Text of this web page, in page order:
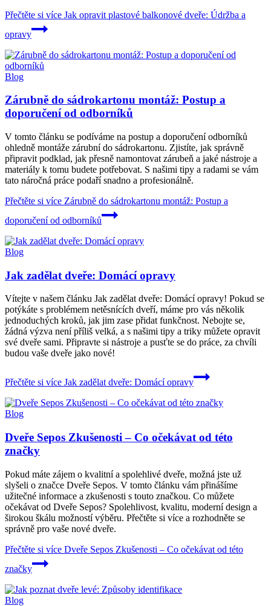
Přečtěte si více Jak opravit plastové balkonové dveře: Údržba a
opravy
Blog
Zárubně do sádrokartonu montáž: Postup a
doporučení od odborníků
V tomto článku se podíváme na postup a doporučení odborníků
ohledně montáže zárubní do sádrokartonu. Zjistíte, jak správně
připravit podklad, jak přesně namontovat zárubeň a jaké nástroje a
materiály k tomu budete potřebovat. S našimi tipy a radami se vám
tato náročná práce podaří snadno a profesionálně.
Přečtěte si více Zárubně do sádrokartonu montáž: Postup a
doporučení od odborníků
Blog
Jak zadělat dveře: Domácí opravy
Vítejte v našem článku Jak zadělat dveře: Domácí opravy! Pokud se
potýkáte s problémem netěsnících dveří, máme pro vás několik
jednoduchých kroků, jak jim zase přidat funkčnost. Nebojte se,
žádná výzva není příliš velká, a s našimi tipy a triky můžete opravit
své dveře sami. Připravte si nástroje a pusťte se do práce, za chvíli
budou vaše dveře jako nové!
Přečtěte si více Jak zadělat dveře: Domácí opravy
Blog
Dveře Sepos Zkušenosti – Co očekávat od této
značky
Pokud máte zájem o kvalitní a spolehlivé dveře, možná jste už
slyšeli o značce Dveře Sepos. V tomto článku vám přinášíme
užitečné informace a zkušenosti s touto značkou. Co můžete
očekávat od Dveře Sepos? Spolehlivost, kvalitu, moderní design a
širokou škálu možností výběru. Přečtěte si více a rozhodněte se
správně pro vaše nové dveře.
Přečtěte si více Dveře Sepos Zkušenosti – Co očekávat od této
značky
Blog